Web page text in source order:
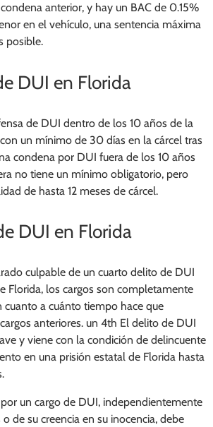
anterior, y hay un BAC de 0.15%
en el vehículo, una sentencia máxima
posible.
DUI en Florida
de DUI dentro de los 10 años de la
un mínimo de 30 días en la cárcel tras
condena por DUI fuera de los 10 años
no tiene un mínimo obligatorio, pero
de hasta 12 meses de cárcel.
DUI en Florida
culpable de un cuarto delito de DUI
Florida, los cargos son completamente
cuanto a cuánto tiempo hace que
anteriores. un 4th El delito de DUI
y viene con la condición de delincuente
en una prisión estatal de Florida hasta
un cargo de DUI, independientemente
de su creencia en su inocencia, debe